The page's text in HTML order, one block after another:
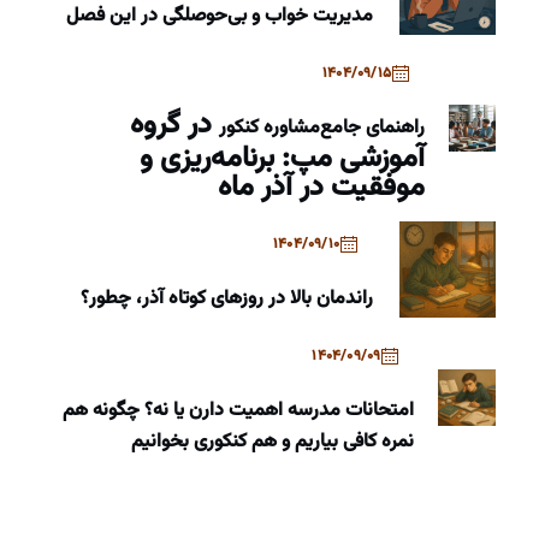
مدیریت خواب و بی‌حوصلگی در این فصل
1404/09/15
راهنمای جامعمشاوره کنکوردر گروه
آموزشی مپ: برنامه‌ریزی و
موفقیت در آذر ماه
1404/09/10
راندمان بالا در روزهای کوتاه آذر، چطور؟
1404/09/09
امتحانات مدرسه اهمیت دارن یا نه؟ چگونه هم
نمره کافی بیاریم و هم کنکوری بخوانیم